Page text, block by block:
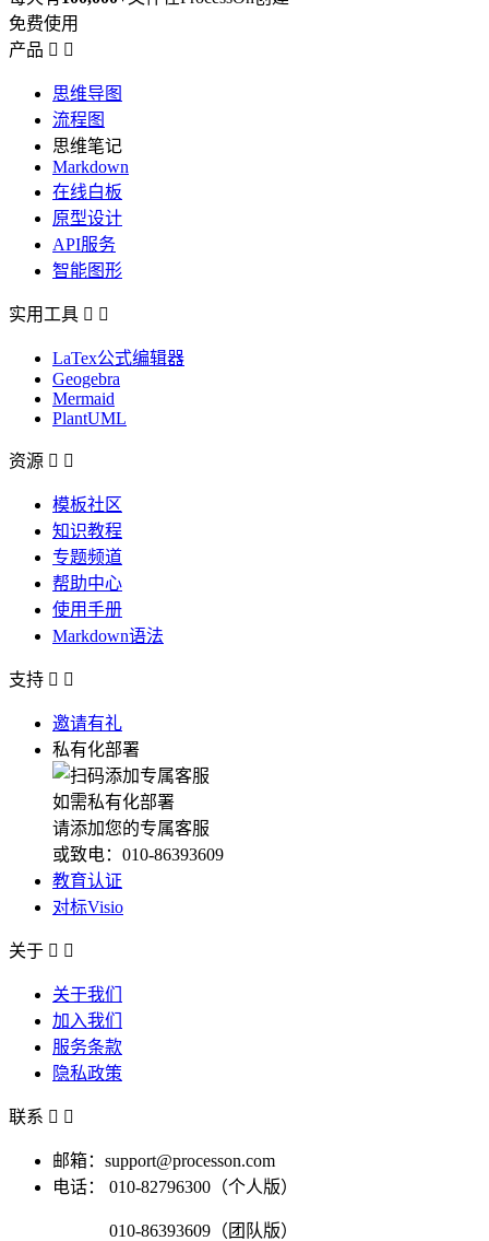
免费使用
产品  
思维导图
流程图
思维笔记
Markdown
在线白板
原型设计
API服务
智能图形
实用工具  
LaTex公式编辑器
Geogebra
Mermaid
PlantUML
资源  
模板社区
知识教程
专题频道
帮助中心
使用手册
Markdown语法
支持  
邀请有礼
私有化部署
如需私有化部署
请添加您的专属客服
或致电：010-86393609
教育认证
对标Visio
关于  
关于我们
加入我们
服务条款
隐私政策
联系  
邮箱：support@processon.com
电话：
010-82796300（个人版）
010-86393609（团队版）